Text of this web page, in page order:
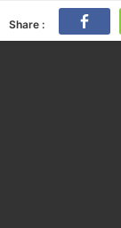
Share :